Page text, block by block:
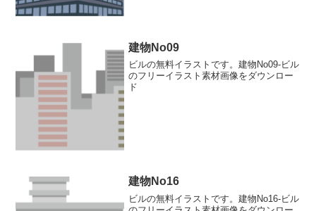
建物No09
ビルの無料イラストです。建物No09-ビル
のフリーイラスト素材画像をダウンロー
ド
建物No16
ビルの無料イラストです。建物No16-ビル